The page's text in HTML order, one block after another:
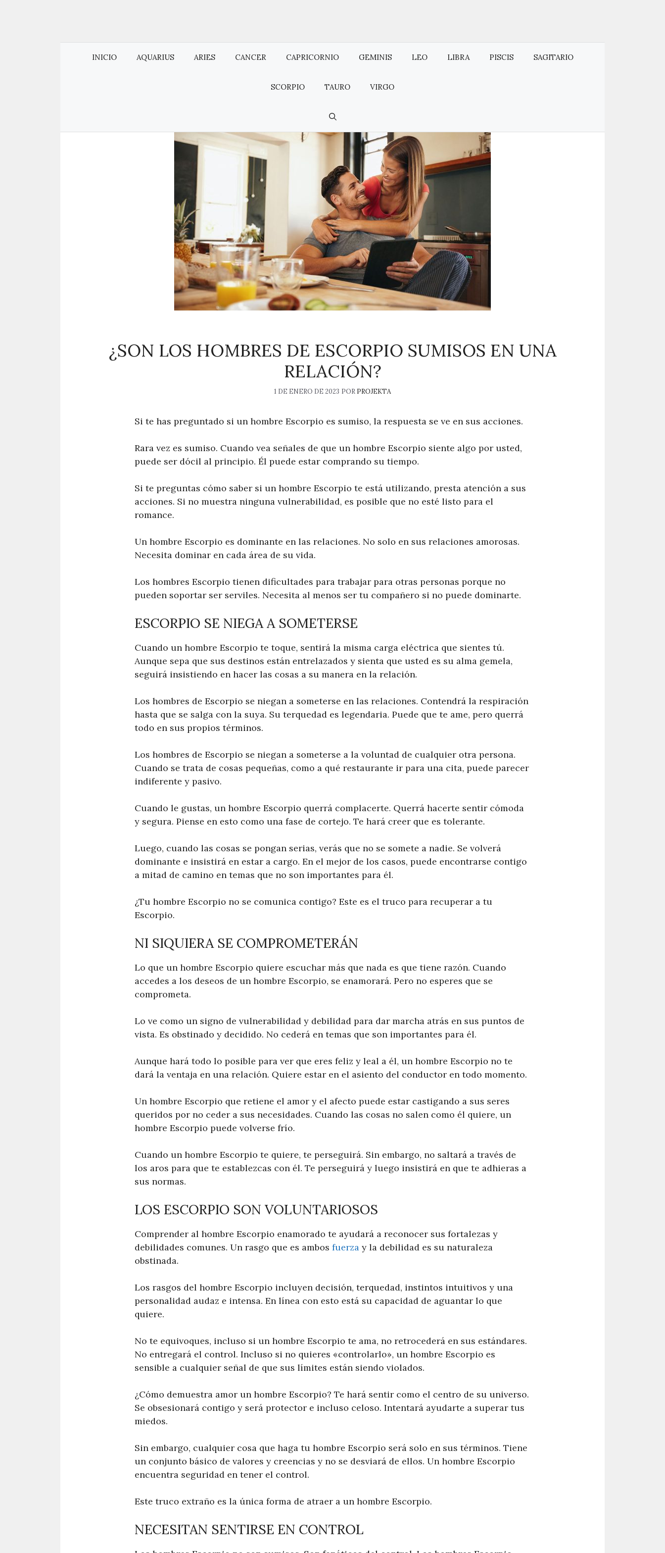
INICIO AQUARIUS ARIES CANCER CAPRICORNIO GEMINIS LEO LIBRA PISCIS SAGITARIO
SCORPIO TAURO VIRGO
¿SON LOS HOMBRES DE ESCORPIO SUMISOS EN UNA
RELACIÓN?
1 DE ENERO DE 2023 POR PROJEKTA
Si te has preguntado si un hombre Escorpio es sumiso, la respuesta se ve en sus acciones.
Rara vez es sumiso. Cuando vea señales de que un hombre Escorpio siente algo por usted,
puede ser dócil al principio. Él puede estar comprando su tiempo.
Si te preguntas cómo saber si un hombre Escorpio te está utilizando, presta atención a sus
acciones. Si no muestra ninguna vulnerabilidad, es posible que no esté listo para el
romance.
Un hombre Escorpio es dominante en las relaciones. No solo en sus relaciones amorosas.
Necesita dominar en cada área de su vida.
Los hombres Escorpio tienen dificultades para trabajar para otras personas porque no
pueden soportar ser serviles. Necesita al menos ser tu compañero si no puede dominarte.
ESCORPIO SE NIEGA A SOMETERSE
Cuando un hombre Escorpio te toque, sentirá la misma carga eléctrica que sientes tú.
Aunque sepa que sus destinos están entrelazados y sienta que usted es su alma gemela,
seguirá insistiendo en hacer las cosas a su manera en la relación.
Los hombres de Escorpio se niegan a someterse en las relaciones. Contendrá la respiración
hasta que se salga con la suya. Su terquedad es legendaria. Puede que te ame, pero querrá
todo en sus propios términos.
Los hombres de Escorpio se niegan a someterse a la voluntad de cualquier otra persona.
Cuando se trata de cosas pequeñas, como a qué restaurante ir para una cita, puede parecer
indiferente y pasivo.
Cuando le gustas, un hombre Escorpio querrá complacerte. Querrá hacerte sentir cómoda
y segura. Piense en esto como una fase de cortejo. Te hará creer que es tolerante.
Luego, cuando las cosas se pongan serias, verás que no se somete a nadie. Se volverá
dominante e insistirá en estar a cargo. En el mejor de los casos, puede encontrarse contigo
a mitad de camino en temas que no son importantes para él.
¿Tu hombre Escorpio no se comunica contigo? Este es el truco para recuperar a tu
Escorpio.
NI SIQUIERA SE COMPROMETERÁN
Lo que un hombre Escorpio quiere escuchar más que nada es que tiene razón. Cuando
accedes a los deseos de un hombre Escorpio, se enamorará. Pero no esperes que se
comprometa.
Lo ve como un signo de vulnerabilidad y debilidad para dar marcha atrás en sus puntos de
vista. Es obstinado y decidido. No cederá en temas que son importantes para él.
Aunque hará todo lo posible para ver que eres feliz y leal a él, un hombre Escorpio no te
dará la ventaja en una relación. Quiere estar en el asiento del conductor en todo momento.
Un hombre Escorpio que retiene el amor y el afecto puede estar castigando a sus seres
queridos por no ceder a sus necesidades. Cuando las cosas no salen como él quiere, un
hombre Escorpio puede volverse frío.
Cuando un hombre Escorpio te quiere, te perseguirá. Sin embargo, no saltará a través de
los aros para que te establezcas con él. Te perseguirá y luego insistirá en que te adhieras a
sus normas.
LOS ESCORPIO SON VOLUNTARIOSOS
Comprender al hombre Escorpio enamorado te ayudará a reconocer sus fortalezas y
debilidades comunes. Un rasgo que es ambos fuerza y la debilidad es su naturaleza
obstinada.
Los rasgos del hombre Escorpio incluyen decisión, terquedad, instintos intuitivos y una
personalidad audaz e intensa. En línea con esto está su capacidad de aguantar lo que
quiere.
No te equivoques, incluso si un hombre Escorpio te ama, no retrocederá en sus estándares.
No entregará el control. Incluso si no quieres «controlarlo», un hombre Escorpio es
sensible a cualquier señal de que sus límites están siendo violados.
¿Cómo demuestra amor un hombre Escorpio? Te hará sentir como el centro de su universo.
Se obsesionará contigo y será protector e incluso celoso. Intentará ayudarte a superar tus
miedos.
Sin embargo, cualquier cosa que haga tu hombre Escorpio será solo en sus términos. Tiene
un conjunto básico de valores y creencias y no se desviará de ellos. Un hombre Escorpio
encuentra seguridad en tener el control.
Este truco extraño es la única forma de atraer a un hombre Escorpio.
NECESITAN SENTIRSE EN CONTROL